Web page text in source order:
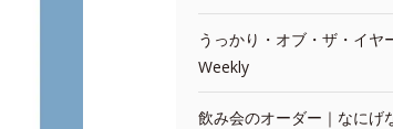
うっかり・オブ・ザ・イヤ
Weekly
飲み会のオーダー｜なにげ